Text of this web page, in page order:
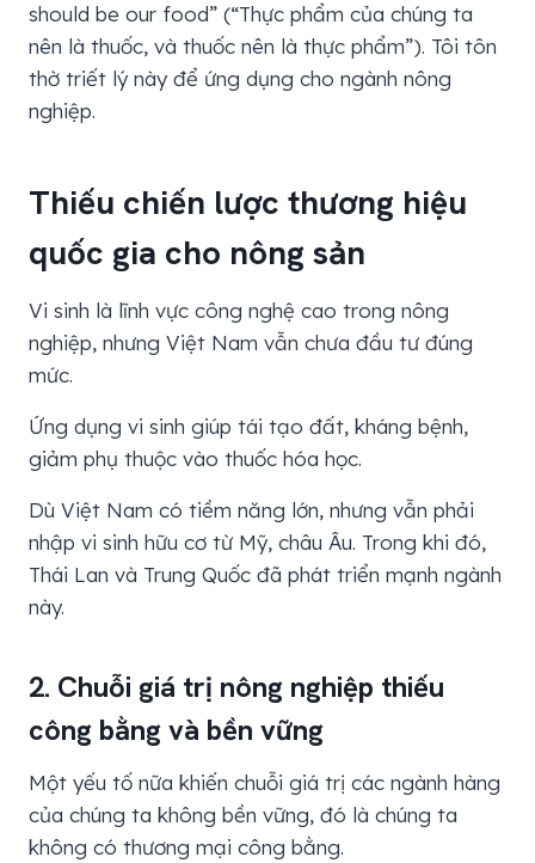
should be our food” (“Thực phẩm của chúng ta
nên là thuốc, và thuốc nên là thực phẩm”). Tôi tôn
thờ triết lý này để ứng dụng cho ngành nông
nghiệp.
Thiếu chiến lược thương hiệu
quốc gia cho nông sản
Vi sinh là lĩnh vực công nghệ cao trong nông
nghiệp, nhưng Việt Nam vẫn chưa đầu tư đúng
mức.
Ứng dụng vi sinh giúp tái tạo đất, kháng bệnh,
giảm phụ thuộc vào thuốc hóa học.
Dù Việt Nam có tiềm năng lớn, nhưng vẫn phải
nhập vi sinh hữu cơ từ Mỹ, châu Âu. Trong khi đó,
Thái Lan và Trung Quốc đã phát triển mạnh ngành
này.
2. Chuỗi giá trị nông nghiệp thiếu
công bằng và bền vững
Một yếu tố nữa khiến chuỗi giá trị các ngành hàng
của chúng ta không bền vững, đó là chúng ta
không có thương mại công bằng.